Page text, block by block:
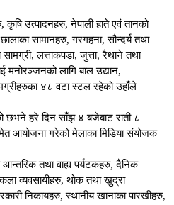
उत्पादनहरु, नेपाली हाते एवं तानको
सामानहरु, गरगहना, सौन्दर्य तथा
सामग्री, लत्ताकपडा, जुत्ता, रैथाने तथा
मनोरञ्जनको लागि बाल उद्यान,
४८ वटा स्टल रहेको उहाँले
छभने हरे दिन साँझ ४ बजेबाट राती ८
आयोजना गरेको मेलाका मिडिया संयोजक
तथा वाह्य पर्यटकहरु, दैनिक
व्यवसायीहरु, थोक तथा खुद्रा
निकायहरु, स्थानीय खानाका पारखीहरु,